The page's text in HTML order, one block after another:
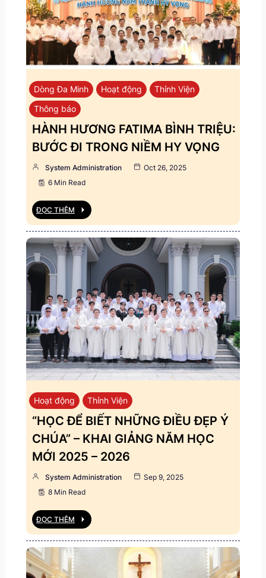
Dòng Đa Minh Hoạt động
Thỉnh Viện
Thông báo
HÀNH HƯƠNG FATIMA BÌNH TRIỆU:
BƯỚC ĐI TRONG NIỀM HY VỌNG
System Administration
Oct 26, 2025
6 Min Read
ĐỌC THÊM
Hoạt động Thỉnh Viện
“HỌC ĐỂ BIẾT NHỮNG ĐIỀU ĐẸP Ý
CHÚA” – KHAI GIẢNG NĂM HỌC
MỚI 2025 – 2026
System Administration
Sep 9, 2025
8 Min Read
ĐỌC THÊM